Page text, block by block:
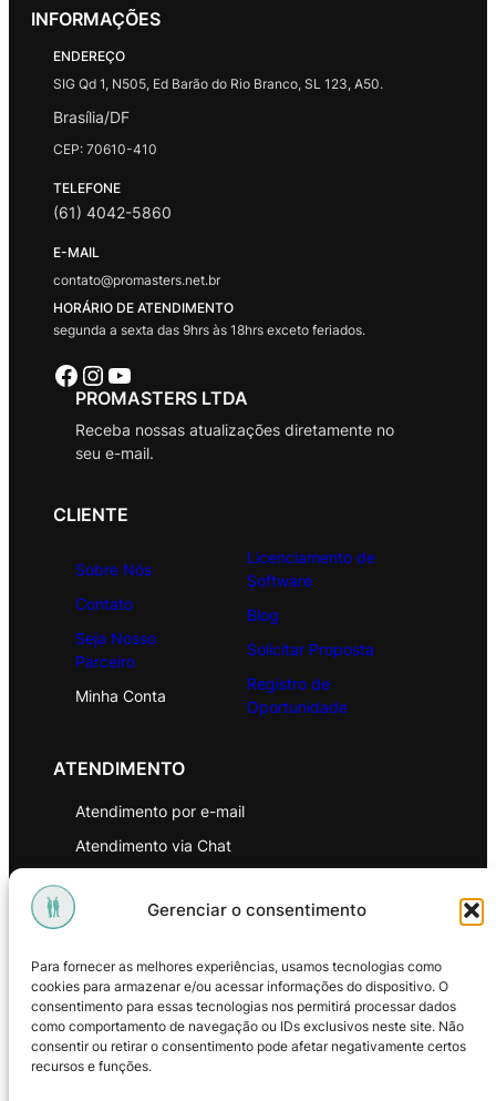
Gerenciar o consentimento
Para fornecer as melhores experiências, usamos tecnologias como
cookies para armazenar e/ou acessar informações do dispositivo. O
consentimento para essas tecnologias nos permitirá processar dados
como comportamento de navegação ou IDs exclusivos neste site. Não
consentir ou retirar o consentimento pode afetar negativamente certos
recursos e funções.
INFORMAÇÕES
ENDEREÇO
SIG Qd 1, N505, Ed Barão do Rio Branco, SL 123, A50.
Brasília/DF
CEP: 70610-410
TELEFONE
(61) 4042-5860
E-MAIL
contato@promasters.net.br
HORÁRIO DE ATENDIMENTO
segunda a sexta das 9hrs às 18hrs exceto feriados.
Facebook Instagram Youtube
PROMASTERS LTDA
Receba nossas atualizações diretamente no
seu e-mail.
CLIENTE
Sobre Nós
Contato
Seja Nosso
Parceiro
Minha Conta
Licenciamento de
Software
Blog
Solicitar Proposta
Registro de
Oportunidade
ATENDIMENTO
Atendimento por e-mail
Atendimento via Chat
Política de Privacidade
Política de Troca e Devoluções
Política de Reembolso